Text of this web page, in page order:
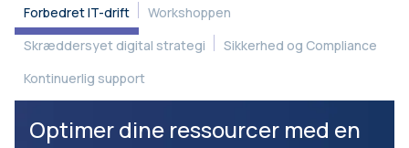
Forbedret IT-drift
Optimer dine ressourcer med en
Workshoppen
Skræddersyet digital strategi
Sikkerhed og Compliance
Kontinuerlig support